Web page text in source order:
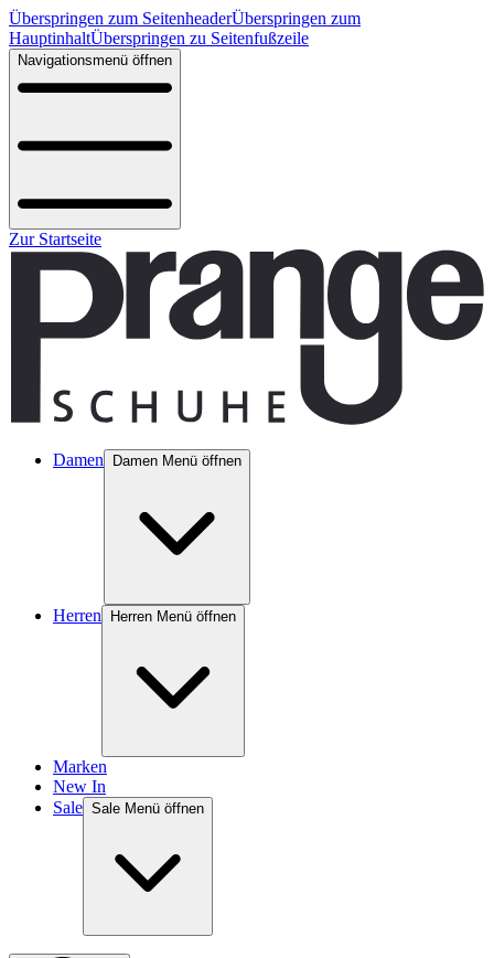
Überspringen zum SeitenheaderÜberspringen zum
HauptinhaltÜberspringen zu Seitenfußzeile
Navigationsmenü öffnen
Zur Startseite
Damen Damen Menü öffnen
Herren Herren Menü öffnen
Marken
New In
Sale Sale Menü öffnen